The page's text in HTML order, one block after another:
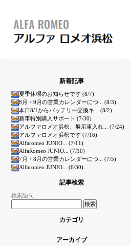
新着記事
夏季休暇のお知らせです (8/7)
8月・9月の営業カレンダーにつ... (8/3)
本日8/1からバッテリー交換キ... (8/2)
新車特別購入サポート (7/30)
アルファロメオ浜松、展示車入れ... (7/24)
アルファロメオ浜松です (7/16)
Alfaromeo JUNIO... (7/11)
AlfaRomeo JUNIO... (7/10)
7月・8月の営業カレンダーにつ... (7/5)
Alfaromeo JUNIO... (6/30)
記事検索
検索語句
カテゴリ
アーカイブ